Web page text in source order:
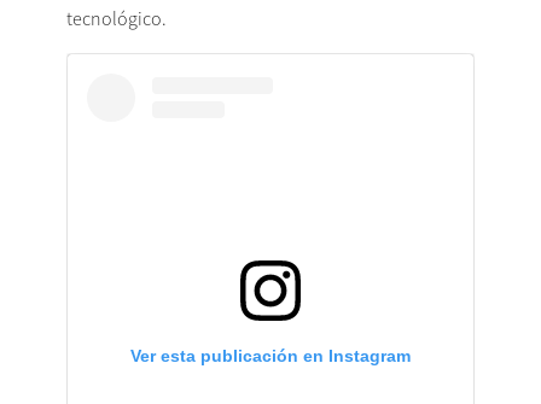
tecnológico.
Ver esta publicación en Instagram